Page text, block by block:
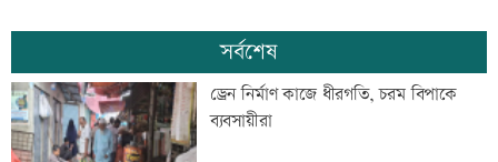
সর্বশেষ
ড্রেন নির্মাণ কাজে ধীরগতি, চরম বিপাকে
ব্যবসায়ীরা